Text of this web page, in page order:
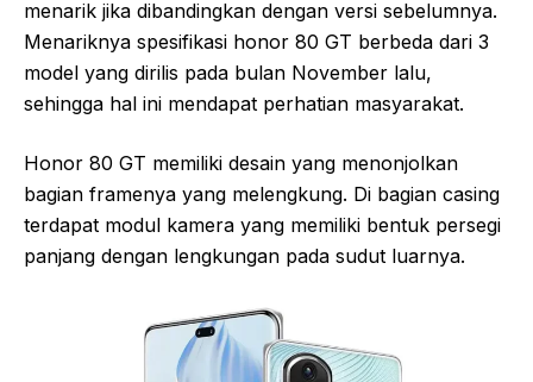
menarik jika dibandingkan dengan versi sebelumnya.
Menariknya spesifikasi honor 80 GT berbeda dari 3
model yang dirilis pada bulan November lalu,
sehingga hal ini mendapat perhatian masyarakat.
Honor 80 GT memiliki desain yang menonjolkan
bagian framenya yang melengkung. Di bagian casing
terdapat modul kamera yang memiliki bentuk persegi
panjang dengan lengkungan pada sudut luarnya.